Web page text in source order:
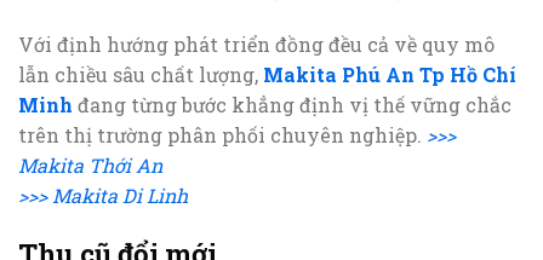
Với định hướng phát triển đồng đều cả về quy mô
lẫn chiều sâu chất lượng, Makita Phú An Tp Hồ Chí
Minh đang từng bước khẳng định vị thế vững chắc
trên thị trường phân phối chuyên nghiệp. >>>
Makita Thới An
>>> Makita Di Linh
Thu cũ đổi mới